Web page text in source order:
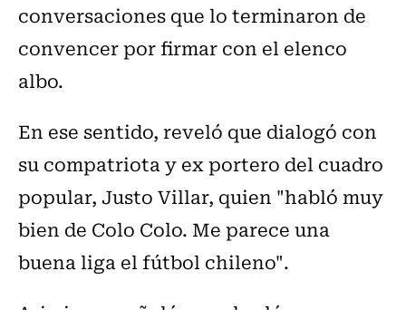
conversaciones que lo terminaron de
convencer por firmar con el elenco
albo.
En ese sentido, reveló que dialogó con
su compatriota y ex portero del cuadro
popular, Justo Villar, quien "habló muy
bien de Colo Colo. Me parece una
buena liga el fútbol chileno".